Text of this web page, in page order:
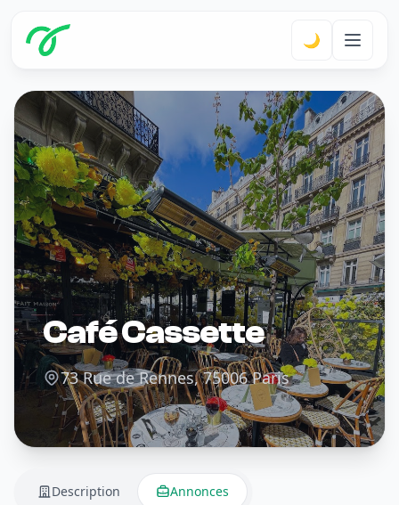
🌙
Café Cassette
73 Rue de Rennes, 75006 Paris
Description Annonces